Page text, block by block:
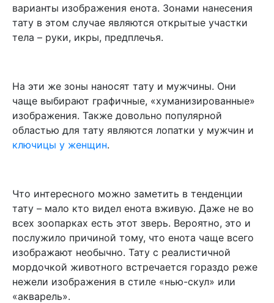
варианты изображения енота. Зонами нанесения
тату в этом случае являются открытые участки
тела – руки, икры, предплечья.
На эти же зоны наносят тату и мужчины. Они
чаще выбирают графичные, «хуманизированные»
изображения. Также довольно популярной
областью для тату являются лопатки у мужчин и
ключицы у женщин.
Что интересного можно заметить в тенденции
тату – мало кто видел енота вживую. Даже не во
всех зоопарках есть этот зверь. Вероятно, это и
послужило причиной тому, что енота чаще всего
изображают необычно. Тату с реалистичной
мордочкой животного встречается гораздо реже
нежели изображения в стиле «нью-скул» или
«акварель».